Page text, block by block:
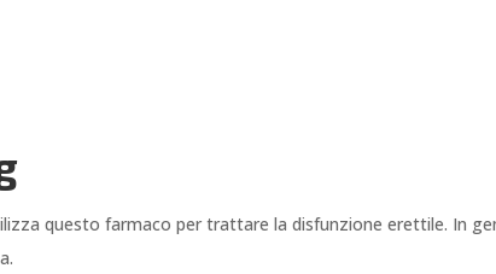
questo farmaco per trattare la disfunzione erettile. In